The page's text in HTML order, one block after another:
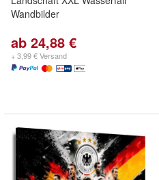
Wandbilder
ab 24,88 €
+ 3,99 € Versand